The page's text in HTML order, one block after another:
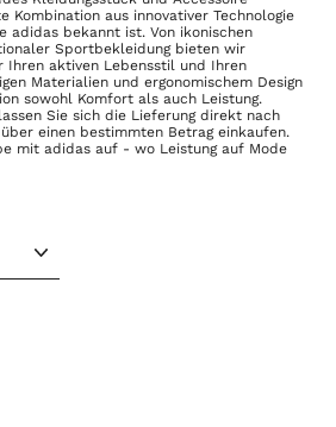
aus innovativer Technologie
adidas bekannt ist. Von ikonischen
Sportbekleidung bieten wir
Ihren aktiven Lebensstil und Ihren
Materialien und ergonomischem Design
sowohl Komfort als auch Leistung.
Sie sich die Lieferung direkt nach
einen bestimmten Betrag einkaufen.
mit adidas auf - wo Leistung auf Mode